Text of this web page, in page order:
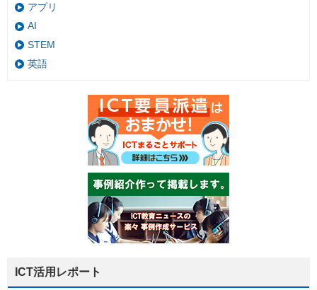
アプリ
AI
STEM
英語
ICT活用レポート